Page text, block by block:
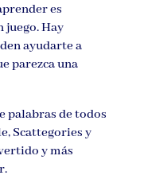
es
juego. Hay
ayudarte a
parezca una
palabras de todos
Scattegories y
y más